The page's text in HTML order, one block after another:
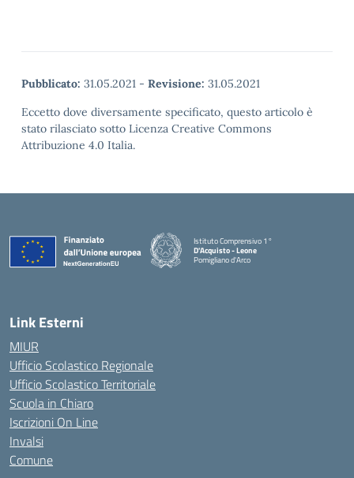
Pubblicato: 31.05.2021 - Revisione: 31.05.2021
Eccetto dove diversamente specificato, questo articolo è
stato rilasciato sotto Licenza Creative Commons
Attribuzione 4.0 Italia.
Istituto Comprensivo 1°
D'Acquisto - Leone
Pomigliano d'Arco
— Visita la pagina iniziale della scuola
Link Esterni
MIUR
Ufficio Scolastico Regionale
Ufficio Scolastico Territoriale
Scuola in Chiaro
Iscrizioni On Line
Invalsi
Comune